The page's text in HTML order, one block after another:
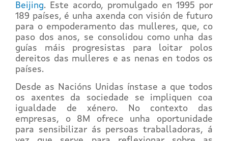
Beijing. Este acordo, promulgado en 1995 por
189 países, é unha axenda con visión de futuro
para o empoderamento das mulleres, que, co
paso dos anos, se consolidou como unha das
guías máis progresistas para loitar polos
dereitos das mulleres e as nenas en todos os
países.
Desde as Nacións Unidas ínstase a que todos
os axentes da sociedade se impliquen coa
igualdade de xénero. No contexto das
empresas, o 8M ofrece unha oportunidade
para sensibilizar ás persoas traballadoras, á